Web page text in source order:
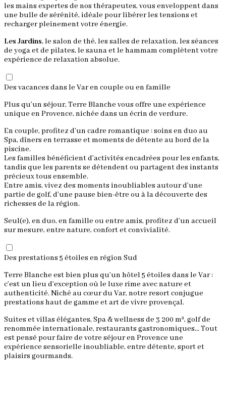
les mains expertes de nos thérapeutes, vous enveloppent dans
une bulle de sérénité, idéale pour libérer les tensions et
recharger pleinement votre énergie.
Les Jardins, le salon de thé, les salles de relaxation, les séances
de yoga et de pilates, le sauna et le hammam complètent votre
expérience de relaxation absolue.
Des vacances dans le Var en couple ou en famille
Plus qu’un séjour, Terre Blanche vous offre une expérience
unique en Provence, nichée dans un écrin de verdure.
En couple, profitez d’un cadre romantique : soins en duo au
Spa, dîners en terrasse et moments de détente au bord de la
piscine.
Les familles bénéficient d’activités encadrées pour les enfants,
tandis que les parents se détendent ou partagent des instants
précieux tous ensemble.
Entre amis, vivez des moments inoubliables autour d’une
partie de golf, d’une pause bien-être ou à la découverte des
richesses de la région.
Seul(e), en duo, en famille ou entre amis, profitez d’un accueil
sur mesure, entre nature, confort et convivialité.
Des prestations 5 étoiles en région Sud
Terre Blanche est bien plus qu’un hôtel 5 étoiles dans le Var :
c’est un lieu d’exception où le luxe rime avec nature et
authenticité. Niché au cœur du Var, notre resort conjugue
prestations haut de gamme et art de vivre provençal.
Suites et villas élégantes, Spa & wellness de 3 200 m², golf de
renommée internationale, restaurants gastronomiques… Tout
est pensé pour faire de votre séjour en Provence une
expérience sensorielle inoubliable, entre détente, sport et
plaisirs gourmands.